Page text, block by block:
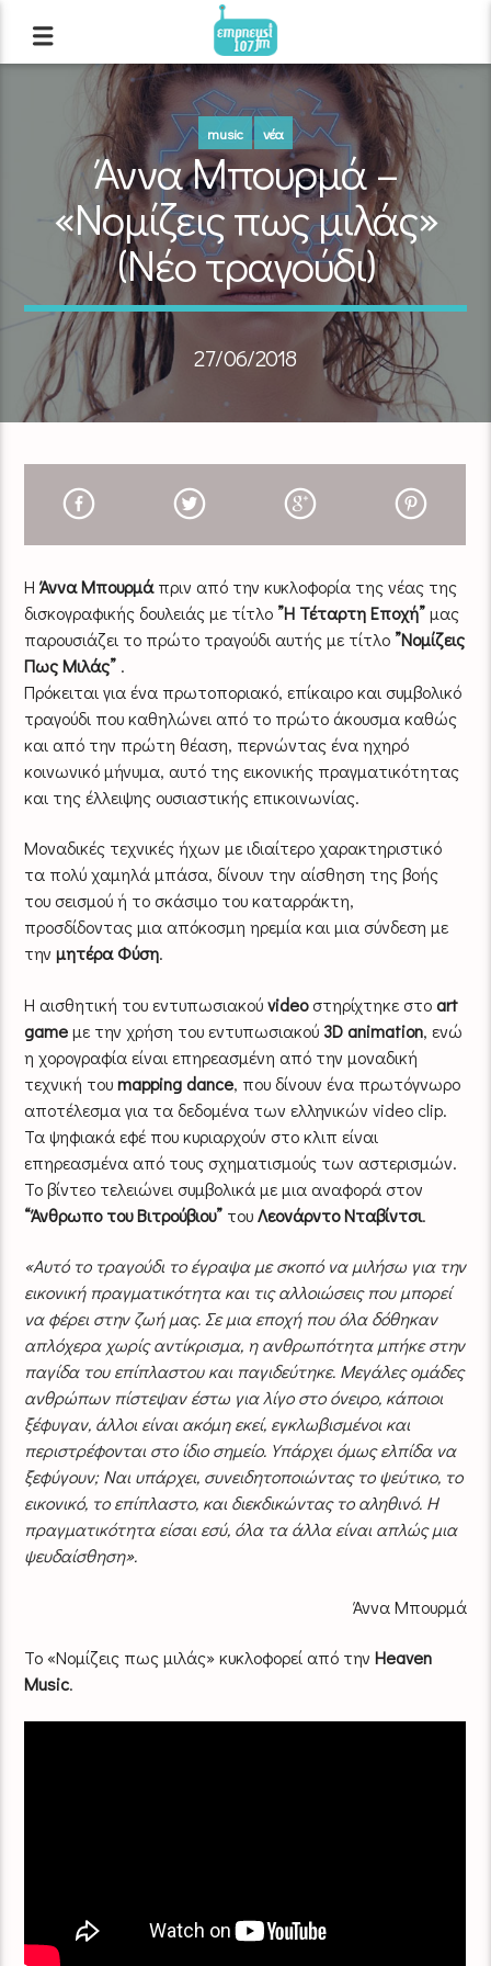
music νέα
Άννα Μπουρμά –
«Νομίζεις πως μιλάς»
(Νέο τραγούδι)
27/06/2018
ΗΆννα Μπουρμάπριν από την κυκλοφορία της νέας της
δισκογραφικής δουλειάς με τίτλο ”Η Τέταρτη Εποχή”μας
παρουσιάζει το πρώτο τραγούδι αυτής με τίτλο ”Νομίζεις
Πως Μιλάς” .
Πρόκειται για ένα πρωτοποριακό, επίκαιρο και συμβολικό
τραγούδι που καθηλώνει από το πρώτο άκουσμα καθώς
και από την πρώτη θέαση, περνώντας ένα ηχηρό
κοινωνικό μήνυμα, αυτό της εικονικής πραγματικότητας
και της έλλειψης ουσιαστικής επικοινωνίας.
Μοναδικές τεχνικές ήχων με ιδιαίτερο χαρακτηριστικό
τα πολύ χαμηλά μπάσα, δίνουν την αίσθηση της βοής
του σεισμού ή το σκάσιμο του καταρράκτη,
προσδίδοντας μια απόκοσμη ηρεμία και μια σύνδεση με
τηνμητέρα Φύση.
Η αισθητική του εντυπωσιακούvideoστηρίχτηκε στοart
gameμε την χρήση του εντυπωσιακού 3D animation, ενώ
η χορογραφία είναι επηρεασμένη από την μοναδική
τεχνική τουmapping dance, που δίνουν ένα πρωτόγνωρο
αποτέλεσμα για τα δεδομένα των ελληνικών video clip.
Τα ψηφιακά εφέ που κυριαρχούν στο κλιπ είναι
επηρεασμένα από τους σχηματισμούς των αστερισμών.
Το βίντεο τελειώνει συμβολικά με μια αναφορά στον
“Άνθρωπο του Βιτρούβιου” τουΛεονάρντο Νταβίντσι.
«Αυτό το τραγούδι το έγραψα με σκοπό να μιλήσω για την
εικονική πραγματικότητα και τις αλλοιώσεις που μπορεί
να φέρει στην ζωή μας. Σε μια εποχή που όλα δόθηκαν
απλόχερα χωρίς αντίκρισμα, η ανθρωπότητα μπήκε στην
παγίδα του επίπλαστου και παγιδεύτηκε. Μεγάλες ομάδες
ανθρώπων πίστεψαν έστω για λίγο στο όνειρο, κάποιοι
ξέφυγαν, άλλοι είναι ακόμη εκεί, εγκλωβισμένοι και
περιστρέφονται στο ίδιο σημείο. Υπάρχει όμως ελπίδα να
ξεφύγουν; Ναι υπάρχει, συνειδητοποιώντας το ψεύτικο, το
εικονικό, το επίπλαστο, και διεκδικώντας το αληθινό. Η
πραγματικότητα είσαι εσύ, όλα τα άλλα είναι απλώς μια
ψευδαίσθηση».
Άννα Μπουρμά
Το «Νομίζεις πως μιλάς» κυκλοφορεί από τηνHeaven
Music.